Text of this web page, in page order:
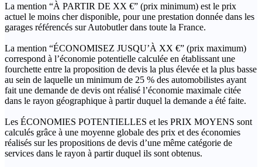
La mention “À PARTIR DE XX €” (prix minimum) est le prix
actuel le moins cher disponible, pour une prestation donnée dans les
garages référencés sur Autobutler dans toute la France.
La mention “ÉCONOMISEZ JUSQU’À XX €” (prix maximum)
correspond à l’économie potentielle calculée en établissant une
fourchette entre la proposition de devis la plus élevée et la plus basse
au sein de laquelle un minimum de 25 % des automobilistes ayant
fait une demande de devis ont réalisé l’économie maximale citée
dans le rayon géographique à partir duquel la demande a été faite.
Les ÉCONOMIES POTENTIELLES et les PRIX MOYENS sont
calculés grâce à une moyenne globale des prix et des économies
réalisés sur les propositions de devis d’une même catégorie de
services dans le rayon à partir duquel ils sont obtenus.